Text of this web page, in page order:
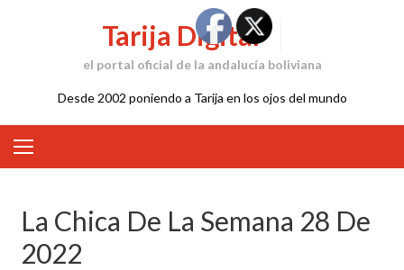
Tarija Digital
el portal oficial de la andalucía boliviana
Desde 2002 poniendo a Tarija en los ojos del mundo
La Chica De La Semana 28 De
2022